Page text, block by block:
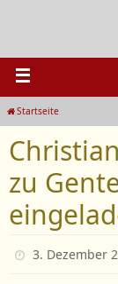
Startseite
zu
3. Dezember